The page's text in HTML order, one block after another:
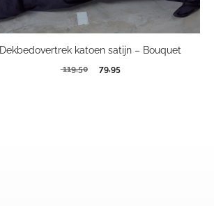
Dekbedovertrek katoen satijn – Bouquet
119,50
Oorspronkelijke
79,95Huidige